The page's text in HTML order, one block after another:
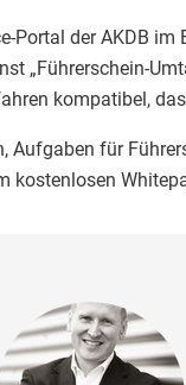
Portal der AKDB im
„Führerschein-
kompatibel,
Aufgaben für
kostenlosen